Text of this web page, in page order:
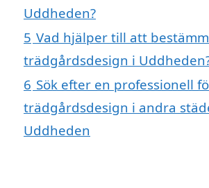
Uddheden?
5 Vad hjälper till att
trädgårdsdesign i
6 Sök efter en professionell
trädgårdsdesign i andra
Uddheden